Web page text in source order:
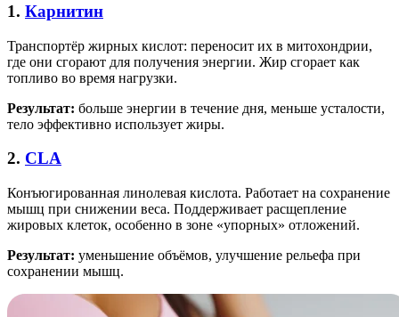
1. Карнитин
Транспортёр жирных кислот: переносит их в митохондрии,
где они сгорают для получения энергии. Жир сгорает как
топливо во время нагрузки.
Результат: больше энергии в течение дня, меньше усталости,
тело эффективно использует жиры.
2. CLA
Конъюгированная линолевая кислота. Работает на сохранение
мышц при снижении веса. Поддерживает расщепление
жировых клеток, особенно в зоне «упорных» отложений.
Результат: уменьшение объёмов, улучшение рельефа при
сохранении мышц.